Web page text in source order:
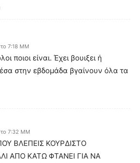
7:18 ΜΜ
ποιοι είναι. Έχει βουιξει ή
στην εβδομάδα βγαίνουν όλα τα
7:32 ΜΜ
ΒΛΕΠΕΙΣ ΚΟΥΡΔΙΣΤΟ
ΑΠΟ ΚΑΤΩ ΦΤΑΝΕΙ ΓΙΑ ΝΑ